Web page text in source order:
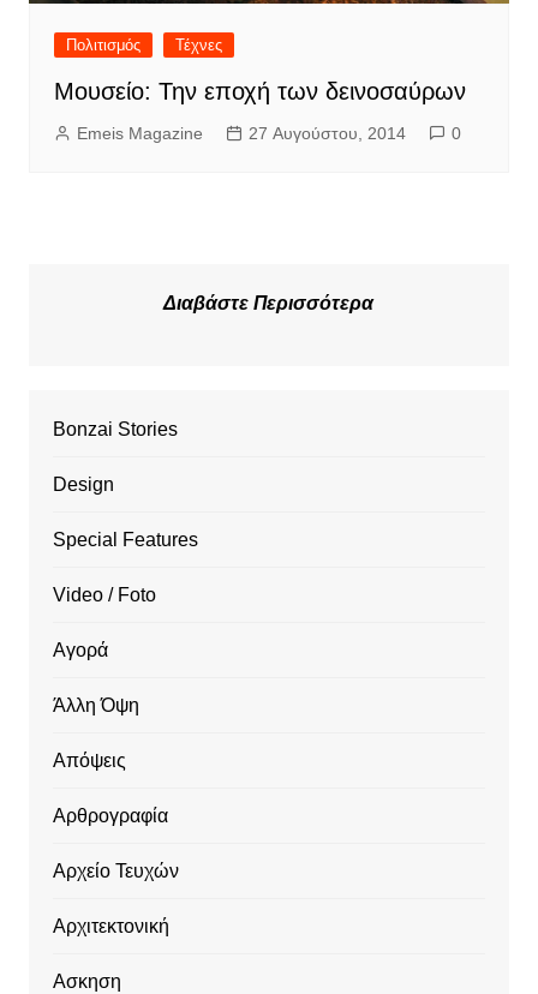
Πολιτισμός Τέχνες
Μουσείο: Την εποχή των δεινοσαύρων
Emeis Magazine 27 Αυγούστου, 2014 0
Διαβάστε Περισσότερα
Bonzai Stories
Design
Special Features
Video / Foto
Αγορά
Άλλη Όψη
Απόψεις
Αρθρογραφία
Αρχείο Τευχών
Αρχιτεκτονική
Ασκηση